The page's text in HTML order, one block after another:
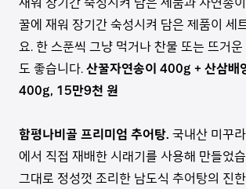
꿀에 재워 장기간 숙성시켜 담은 제품이 세
요. 한 스푼씩 그냥 먹거나 찬물 또는 뜨거운
도 좋습니다. 산꿀자연송이 400g + 산삼배
400g, 15만9천 원
함평나비골 프리미엄 추어탕. 국내산 미꾸
에서 직접 재배한 시래기를 사용해 만들었
그대로 정성껏 조리한 남도식 추어탕의 진